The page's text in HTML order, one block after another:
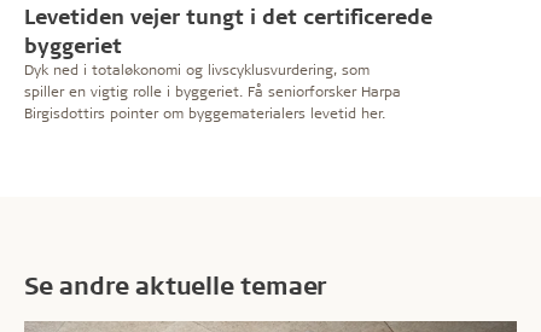
Levetiden vejer tungt i det certificerede
byggeriet
Dyk ned i totaløkonomi og livscyklusvurdering, som
spiller en vigtig rolle i byggeriet. Få seniorforsker Harpa
Birgisdottirs pointer om byggematerialers levetid her.
Se andre aktuelle temaer